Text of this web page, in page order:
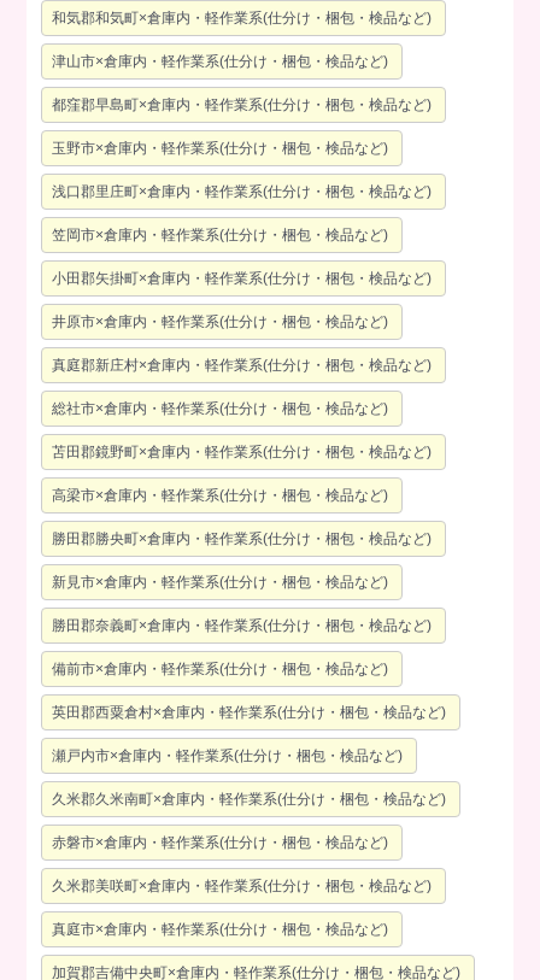
和気郡和気町×倉庫内・軽作業系(仕分け・梱包・検品など)
津山市×倉庫内・軽作業系(仕分け・梱包・検品など)
都窪郡早島町×倉庫内・軽作業系(仕分け・梱包・検品など)
玉野市×倉庫内・軽作業系(仕分け・梱包・検品など)
浅口郡里庄町×倉庫内・軽作業系(仕分け・梱包・検品など)
笠岡市×倉庫内・軽作業系(仕分け・梱包・検品など)
小田郡矢掛町×倉庫内・軽作業系(仕分け・梱包・検品など)
井原市×倉庫内・軽作業系(仕分け・梱包・検品など)
真庭郡新庄村×倉庫内・軽作業系(仕分け・梱包・検品など)
総社市×倉庫内・軽作業系(仕分け・梱包・検品など)
苫田郡鏡野町×倉庫内・軽作業系(仕分け・梱包・検品など)
高梁市×倉庫内・軽作業系(仕分け・梱包・検品など)
勝田郡勝央町×倉庫内・軽作業系(仕分け・梱包・検品など)
新見市×倉庫内・軽作業系(仕分け・梱包・検品など)
勝田郡奈義町×倉庫内・軽作業系(仕分け・梱包・検品など)
備前市×倉庫内・軽作業系(仕分け・梱包・検品など)
英田郡西粟倉村×倉庫内・軽作業系(仕分け・梱包・検品など)
瀬戸内市×倉庫内・軽作業系(仕分け・梱包・検品など)
久米郡久米南町×倉庫内・軽作業系(仕分け・梱包・検品など)
赤磐市×倉庫内・軽作業系(仕分け・梱包・検品など)
久米郡美咲町×倉庫内・軽作業系(仕分け・梱包・検品など)
真庭市×倉庫内・軽作業系(仕分け・梱包・検品など)
加賀郡吉備中央町×倉庫内・軽作業系(仕分け・梱包・検品など)